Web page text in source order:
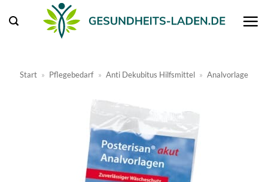
Inhalt
Start » Pflegebedarf » Anti Dekubitus Hilfsmittel » Analvorlage